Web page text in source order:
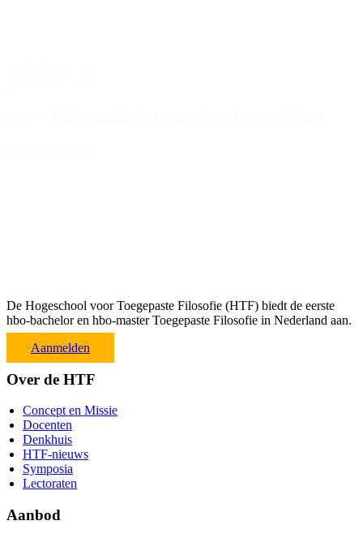
De Hogeschool voor Toegepaste Filosofie (HTF) biedt de eerste
hbo-bachelor en hbo-master Toegepaste Filosofie in Nederland aan.
Aanmelden
Over de HTF
Concept en Missie
Docenten
Denkhuis
HTF-nieuws
Symposia
Lectoraten
Aanbod